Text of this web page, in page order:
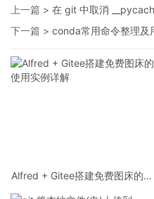
上一篇 > 在 git 中取消
下一篇 > conda常用命令整理及
Alfred + Gitee搭建免费图床的使